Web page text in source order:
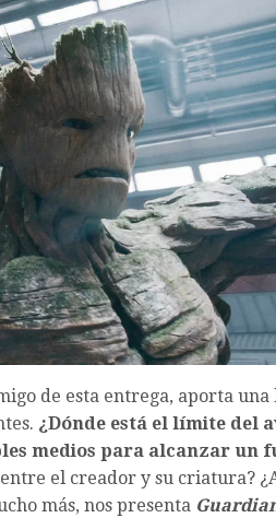
de esta entrega, aporta
¿Dónde está el límite del
medios para alcanzar un
el creador y su criatura?
más, nos presenta